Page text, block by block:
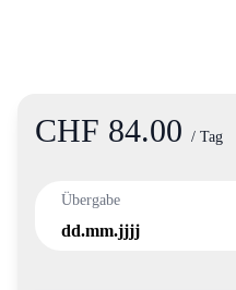
Product information
CHF 84.00 / Tag
Übergabe
dd.mm.jjjj